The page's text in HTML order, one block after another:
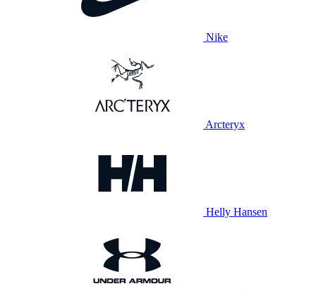
Nike
Arcteryx
Helly Hansen